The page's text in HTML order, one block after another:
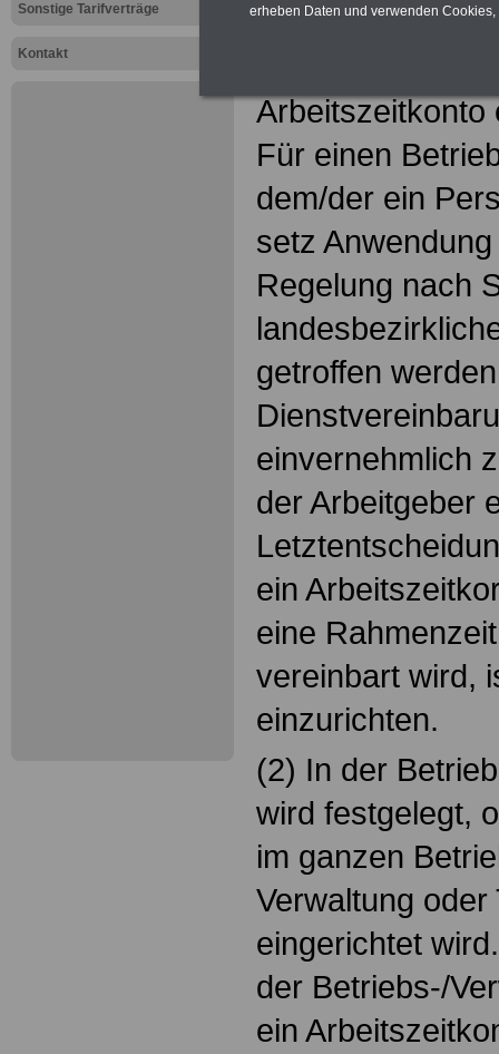
Sonstige Tarifverträge
Kontakt
(1) Durch
Arbeitszeitkonto
Für einen
dem/der ein
setz
Regelung nach
getroffen
einvernehmlich
der Arbeitgeber
ein
eine
vereinbart wird,
einzurichten.
(2) In der
wird festgelegt,
im ganzen
Verwaltung oder
eingerichtet
der Betriebs-/
ein
erheben Daten und verwenden